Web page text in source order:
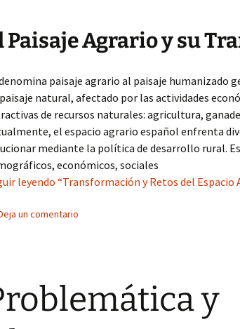
Paisaje Agrario y su
paisaje agrario al paisaje humanizado
natural, afectado por las actividades
de recursos naturales: agricultura,
el espacio agrario español enfrenta
mediante la política de desarrollo rural.
económicos, sociales
leyendo “Transformación y Retos del Espacio
un comentario
y